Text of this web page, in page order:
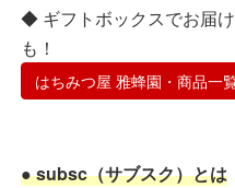
◆ ギフトボックスでお届
も！
はちみつ屋 雅蜂園・商品一
● subsc（サブスク）とは